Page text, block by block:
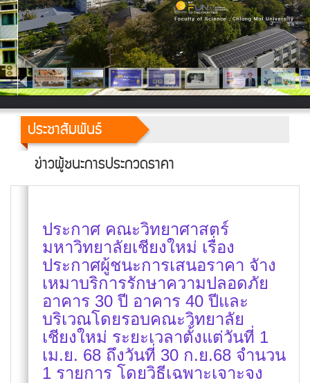
ประชาสัมพันธ์
ข่าวผู้ชนะการประกวดราคา
ประกาศ คณะวิทยาศาสตร์
มหาวิทยาลัยเชียงใหม่ เรื่อง
ประกาศผู้ชนะการเสนอราคา จัาง
เหมาบริการรักษาความปลอดภัย
อาคาร 30 ปี อาคาร 40 ปีและ
บริเวณโดยรอบคณะวิทยาลัย
เชียงใหม่ ระยะเวลาตั้งแต่วันที่ 1
เม.ย. 68 ถึงวันที่ 30 ก.ย.68 จำนวน
1 รายการ โดยวิธีเฉพาะเจาะจง